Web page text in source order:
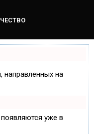
направленных на
уже в